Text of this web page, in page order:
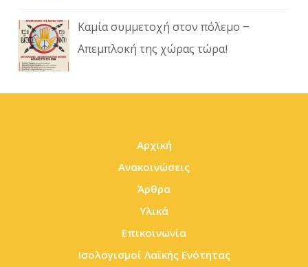
Καμία συμμετοχή στον πόλεμο –
Απεμπλοκή της χώρας τώρα!
Αρχική
Ανακοινώσεις
Άρθρα
Υλικά
Επικοινωνία
Ισολογισμοί Λαϊκής Ενότητας